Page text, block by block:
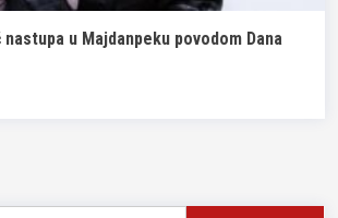
u Majdanpeku povodom Dana